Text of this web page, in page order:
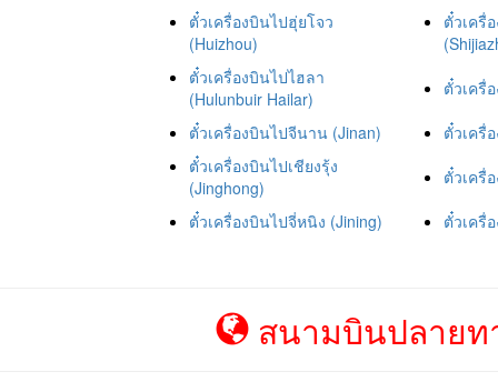
ตั๋วเครื่องบินไปฮุ่ยโจว
(Huizhou)
ตั๋วเครื่
ตั๋วเครื่องบินไปไฮลา
(Hulunbuir Hailar)
ตั๋วเครื่
ตั๋วเครื่องบินไปจีนาน (Jinan)
ตั๋วเครื่
ตั๋วเครื่องบินไปเชียงรุ้ง
(Jinghong)
ตั๋วเครื่
ตั๋วเครื่องบินไปจี่หนิง (Jining)
ตั๋วเครื่
สนามบินปลายท